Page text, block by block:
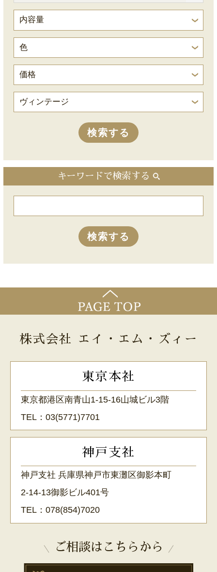
キーワードで検索する
株式会社 エイ・エム・ズィー
東京本社
東京都港区南青山1-15-16山城ビル3階
TEL：03(5771)7701
神戸支社
神戸支社 兵庫県神戸市東灘区御影本町
2-14-13御影ビル401号
TEL：078(854)7020
ご相談はこちらから